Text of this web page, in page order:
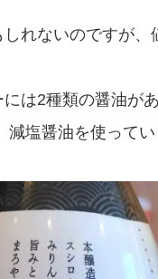
れないのですが、
は2種類の醤油が
塩醤油を使ってい